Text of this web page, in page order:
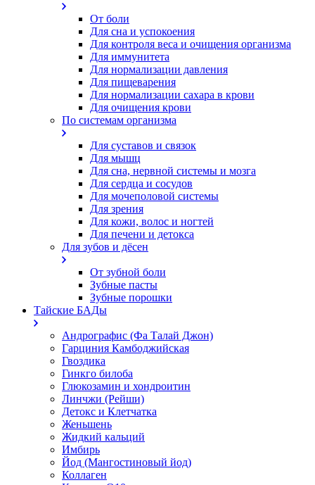
От боли
Для сна и успокоения
Для контроля веса и очищения организма
Для иммунитета
Для нормализации давления
Для пищеварения
Для нормализации сахара в крови
Для очищения крови
По системам организма
Для суставов и связок
Для мышц
Для сна, нервной системы и мозга
Для сердца и сосудов
Для мочеполовой системы
Для зрения
Для кожи, волос и ногтей
Для печени и детокса
Для зубов и дёсен
От зубной боли
Зубные пасты
Зубные порошки
Тайские БАДы
Андрографис (Фа Талай Джон)
Гарциния Камбоджийская
Гвоздика
Гинкго билоба
Глюкозамин и хондроитин
Линчжи (Рейши)
Детокс и Клетчатка
Женьшень
Жидкий кальций
Имбирь
Йод (Мангостиновый йод)
Коллаген